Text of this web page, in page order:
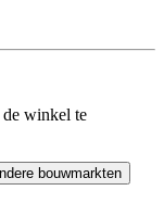
winkel te
bouwmarkten